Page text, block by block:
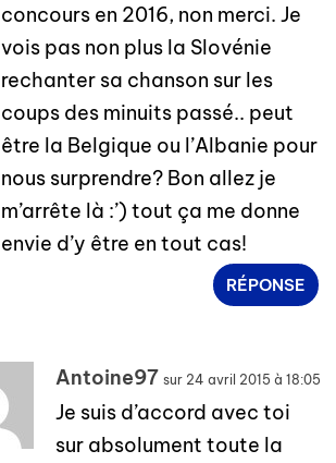
concours en 2016, non merci. Je
vois pas non plus la Slovénie
rechanter sa chanson sur les
coups des minuits passé.. peut
être la Belgique ou l’Albanie pour
nous surprendre? Bon allez je
m’arrête là :’) tout ça me donne
envie d’y être en tout cas!
RÉPONSE
Antoine97 sur 24 avril 2015 à 18:05
Je suis d’accord avec toi
sur absolument toute la